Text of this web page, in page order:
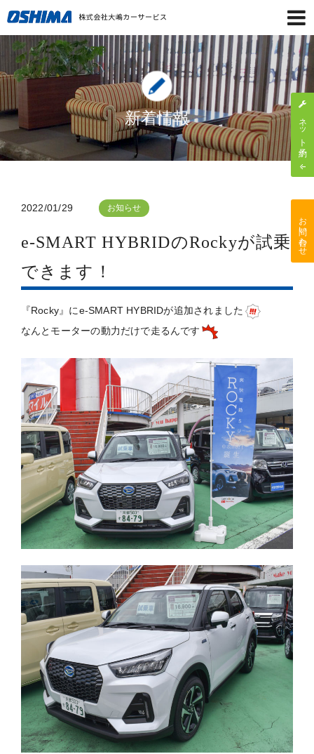
新着情報
2022/01/29 お知らせ
e-SMART HYBRIDのRockyが試乗
できます！
『Rocky』にe-SMART HYBRIDが追加されました
なんとモーターの動力だけで走るんです
ネット予約
お問い合わせ